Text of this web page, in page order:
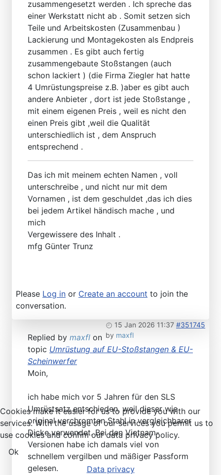
zusammengesetzt werden . Ich spreche das
einer Werkstatt nicht ab . Somit setzen sich
Teile und Arbeitskosten (Zusammenbau )
Lackierung und Montagekosten als Endpreis
zusammen . Es gibt auch fertig
zusammengebaute Stoßstangen (auch
schon lackiert ) (die Firma Ziegler hat hatte
4 Umrüstungspreise z.B. )aber es gibt auch
andere Anbieter , dort ist jede Stoßstange ,
mit einem eigenen Preis , weil es nicht den
einen Preis gibt ,weil die Qualität
unterschiedlich ist , dem Anspruch
entsprechend .
Das ich mit meinem echten Namen , voll
unterschreibe , und nicht nur mit dem
Vornamen , ist dem geschuldet ,das ich dies
bei jedem Artikel händisch mache , und
mich
Vergewissere des Inhalt .
mfg Günter Trunz
Please Log in or Create an account to join the
conversation.
15 Jan 2026 11:37 #351745
by maxfl
Replied by maxfl on
topic Umrüstung auf EU-Stoßstangen & EU-
Scheinwerfer
Moin,
ich habe mich vor 5 Jahren für den SLS
Umrüstsatz entschieden, weil dieser wie
original verchromten Stahl in vergleichbarer
Dicke verwendet. Bei den Vietnam-
Versionen habe ich damals viel von
schnellem vergilben und mäßiger Passform
gelesen.
Cookies make it easier for us to provide you with our
services. With the usage of our services you permit us to
use cookies and confim our data privacy policy.
Ok
Data privacy